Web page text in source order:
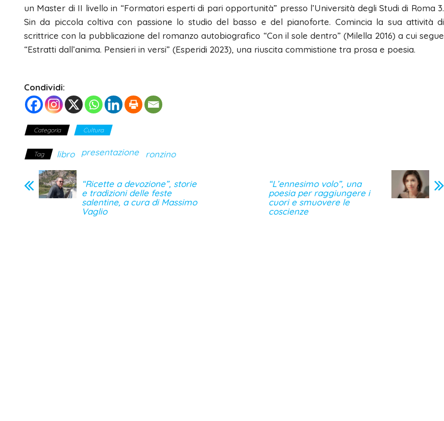
un Master di II livello in “Formatori esperti di pari opportunità” presso l’Università degli Studi di Roma 3.
Sin da piccola coltiva con passione lo studio del basso e del pianoforte. Comincia la sua attività di
scrittrice con la pubblicazione del romanzo autobiografico “Con il sole dentro” (Milella 2016) a cui segue
“Estratti dall’anima. Pensieri in versi” (Esperidi 2023), una riuscita commistione tra prosa e poesia.
Condividi:
Categoria Cultura
Tag libro presentazione ronzino
“Ricette a devozione”, storie
e tradizioni delle feste
salentine, a cura di Massimo
Vaglio
“L’ennesimo volo”, una
poesia per raggiungere i
cuori e smuovere le
coscienze